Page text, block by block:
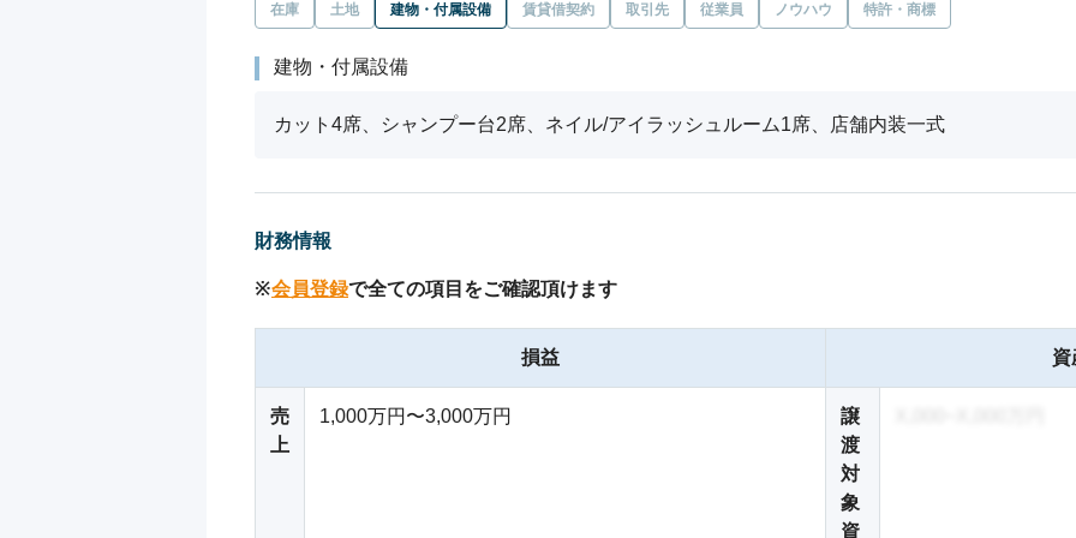
在庫 土地 建物・付属設備 賃貸借契約 取引先 従業員 ノウハウ 特許・商標
建物・付属設備
カット4席、シャンプー台2席、ネイル/アイラッシュルーム1席、店舗内装一式
財務情報
※会員登録で全ての項目をご確認頂けます
損益
売
上
1,000万円〜3,000万円
資
譲
渡
対
象
資